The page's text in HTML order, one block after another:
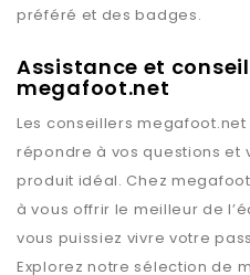
préféré et des badges.
Assistance et
megafoot.net
Les conseillersmegafoot.net
répondre à vos questions et
produit idéal. Chez
à vous offrir le meilleur de
vous puissiez vivre votre
Explorez notre sélection de